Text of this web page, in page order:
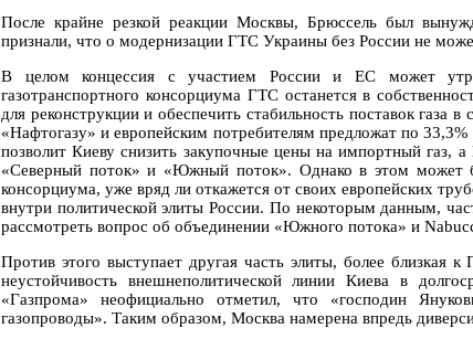
После крайне резкой реакции Москвы, Брюссель был
признали, что о модернизации ГТС Украины без России не
В целом концессия с участием России и ЕС может
газотранспортного консорциума ГТС останется в
для реконструкции и обеспечить стабильность поставок
«Нафтогазу» и европейским потребителям предложат по
позволит Киеву снизить закупочные цены на импортный газ,
«Северный поток» и «Южный поток». Однако в этом может
консорциума, уже вряд ли откажется от своих европейских
внутри политической элиты России. По некоторым данным,
рассмотреть вопрос об объединении «Южного потока» и
Против этого выступает другая часть элиты, более
неустойчивость внешнеполитической линии Киева в
«Газпрома» неофициально отметил, что «господин
газопроводы». Таким образом, Москва намерена впредь